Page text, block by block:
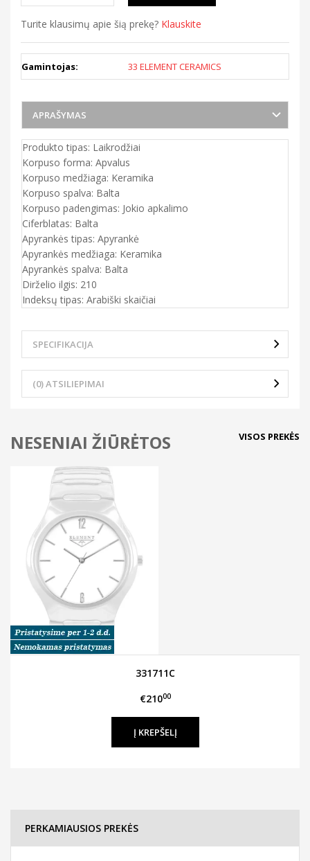
Turite klausimų apie šią prekę? Klauskite
Gamintojas: 33 ELEMENT CERAMICS
APRAŠYMAS
Produkto tipas: Laikrodžiai
Korpuso forma: Apvalus
Korpuso medžiaga: Keramika
Korpuso spalva: Balta
Korpuso padengimas: Jokio apkalimo
Ciferblatas: Balta
Apyrankės tipas: Apyrankė
Apyrankės medžiaga: Keramika
Apyrankės spalva: Balta
Dirželio ilgis: 210
Indeksų tipas: Arabiški skaičiai
SPECIFIKACIJA
(0) ATSILIEPIMAI
NESENIAI ŽIŪRĖTOS VISOS PREKĖS
331711C
€21000
PERKAMIAUSIOS PREKĖS